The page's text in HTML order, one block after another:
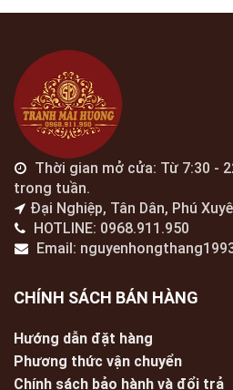
Thời gian mở cửa: Từ 7:30 -
trong tuần.
Đại Nghiệp, Tân Dân, Phú
HOTLINE: 0968.911.950
Email:
CHÍNH SÁCH BÁN HÀNG
Hướng dẫn đặt hàng
Phương thức vận chuyển
Chính sách bảo hành và đổi trả